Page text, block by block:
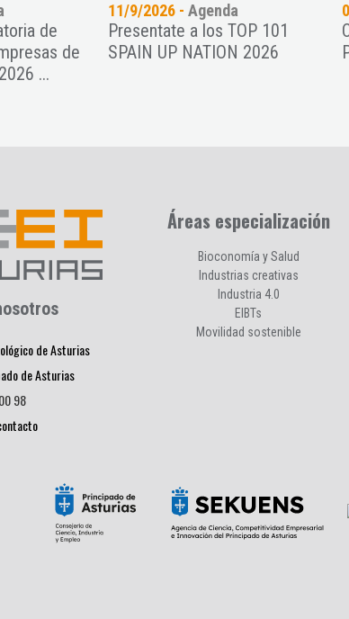
Agenda
Presentate a los TOP 101
SPAIN UP NATION 2026
Conferencia
Pathways to
de Asturias
de Asturias
98
Áreas especialización
Bioconomía y Salud
Industrias creativas
Industria 4.0
EIBTs
Movilidad sostenible